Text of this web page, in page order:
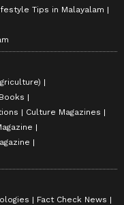
Tips in Malayalam
Culture Magazines
Fact Check News